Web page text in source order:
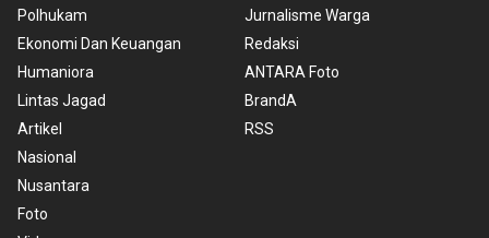
Polhukam
Ekonomi Dan Keuangan
Humaniora
Lintas Jagad
Artikel
Nasional
Nusantara
Foto
Jurnalisme Warga
Redaksi
ANTARA Foto
BrandA
RSS